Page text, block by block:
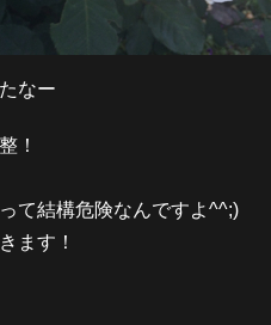
なー
！
て結構危険なんですよ^^;)
ます！